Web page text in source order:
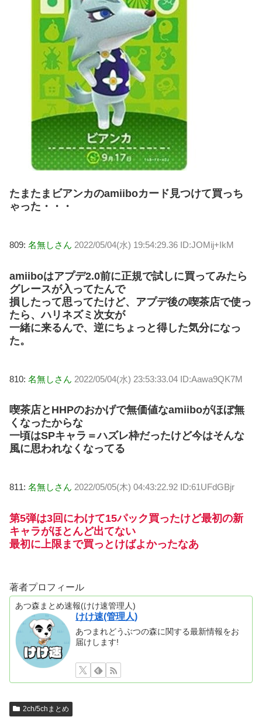
たまたまビアンカのamiiboカード見つけて買っち
ゃった・・・
809: 名無しさん 2022/05/04(水) 19:54:29.36 ID:JOMij+IkM
amiiboはアプデ2.0前に正規で試しに買ってみたら
グレースが入ってたんで
損したって思ってたけど、アプデ後の喫茶店で使っ
たら、ハリネズミ次女が
一緒に来るんで、逆にちょっと得した気分になっ
た。
810: 名無しさん 2022/05/04(水) 23:53:33.04 ID:Aawa9QK7M
喫茶店とHHPのおかげで無価値なamiiboがほぼ無
くなったからな
一頃はSPキャラ＝ハズレ枠だったけど今はそんな
風に思われなくなってる
811: 名無しさん 2022/05/05(木) 04:43:22.92 ID:61UFdGBjr
第5弾は3回にわけて15パック買ったけど最初の新
キャラがほとんど出てない
最初に上限まで買っとけばよかったなあ
著者プロフィール
あつ森まとめ速報(けけ速管理人)
けけ速(管理人)
あつまれどうぶつの森に関する最新情報をお
届けします!
2ch/5chまとめ